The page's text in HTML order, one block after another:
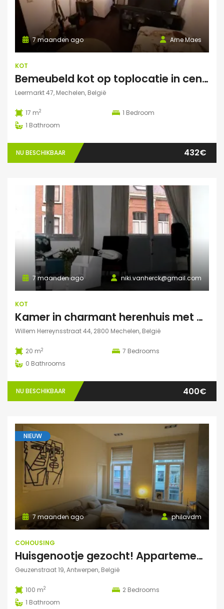
Arne Maes
7 maanden ago
KOT
Bemeubeld kot op toplocatie in centrum Mechelen met privédouche, dakterras en lavabo
Leermarkt 47, Mechelen, België
17 m2 1 Bedroom
1 Bathroom
NU BESCHIKBAAR 432€
niki.vanherck@gmail.com
7 maanden ago
KOT
Kamer in charmant herenhuis met grote zonnige tuin
Willem Herreynsstraat 44, 2800 Mechelen, België
20 m2 7 Bedrooms
0 Bathrooms
NU BESCHIKBAAR 400€
NIEUW
philavdm
7 maanden ago
COHOUSING
Huisgenootje gezocht! Appartement aan het Marnixplein, Antwerpen Zuid
Geuzenstraat 19, Antwerpen, België
100 m2 2 Bedrooms
1 Bathroom